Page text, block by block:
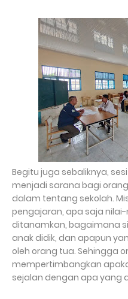
Begitu juga sebaliknya,
menjadi sarana bagi
dalam tentang sekolah.
pengajaran, apa saja
ditanamkan, bagaimana
anak didik, dan apapun
oleh orang tua. Sehingga
mempertimbangkan
sejalan dengan apa yang